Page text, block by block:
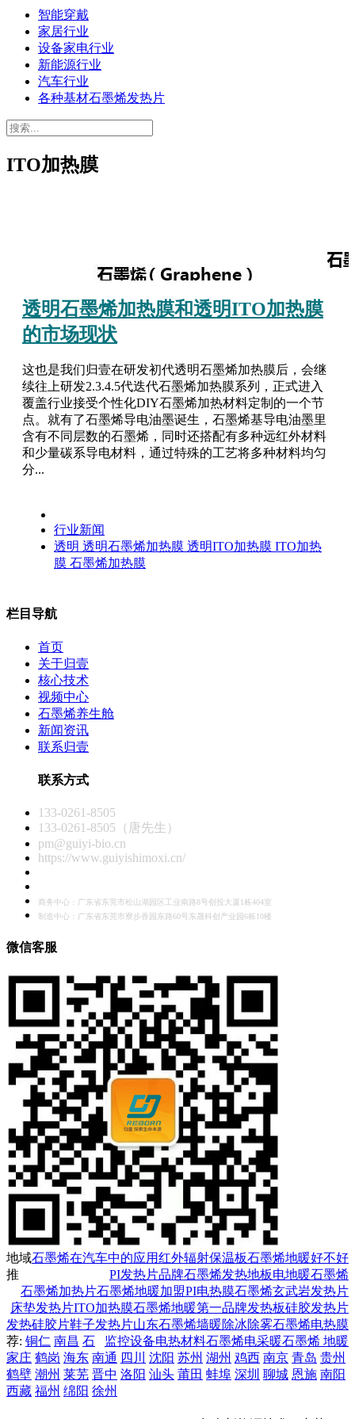
智能穿戴
家居行业
设备家电行业
新能源行业
汽车行业
各种基材石墨烯发热片
ITO加热膜
透明石墨烯加热膜和透明ITO加热膜
的市场现状
这也是我们归壹在研发初代透明石墨烯加热膜后，会继
续往上研发2.3.4.5代迭代石墨烯加热膜系列，正式进入
覆盖行业接受个性化DIY石墨烯加热材料定制的一个节
点。就有了石墨烯导电油墨诞生，石墨烯基导电油墨里
含有不同层数的石墨烯，同时还搭配有多种远红外材料
和少量碳系导电材料，通过特殊的工艺将多种材料均匀
分...
行业新闻
透明 透明石墨烯加热膜 透明ITO加热膜 ITO加热
膜 石墨烯加热膜
栏目导航
首页
关于归壹
核心技术
视频中心
石墨烯养生舱
新闻资讯
联系归壹
联系方式
133-0261-8505
133-0261-8505（唐先生）
pm@guiyi-bio.cn
https://www.guiyishimoxi.cn/
商务中心：广东省东莞市松山湖园区工业南路8号创投大厦1栋404室
制造中心：广东省东莞市寮步香园东路60号东晟科创产业园6栋10楼
微信客服
石墨烯地暖好不好
保温板
红外辐射
石墨烯在汽车中的应用
电地暖石墨烯
品牌石墨烯发热地板
PI发热片
石墨烯玄武岩发热片
PI电热膜
石墨烯地暖加盟
石墨烯加热片
硅胶发热片
发热板
石墨烯地暖第一品牌
ITO加热膜
床垫发热片
石墨烯电热膜
除冰除雾
山东石墨烯墙暖
鞋子发热片
发热硅胶片
石墨烯 地暖
石墨烯电采暖
电热材料
监控设备
地域
推
荐: 铜仁 南昌 石
家庄 鹤岗 海东 南通 四川 沈阳 苏州 湖州 鸡西 南京 青岛 贵州
鹤壁 潮州 莱芜 晋中 洛阳 汕头 莆田 蚌埠 深圳 聊城 恩施 南阳
西藏 福州 绵阳 徐州